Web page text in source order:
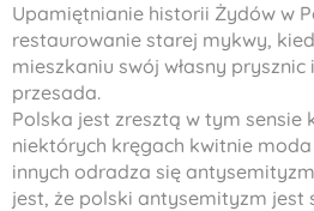
Upamiętnianie historii Żydów w
restaurowanie starej mykwy,
mieszkaniu swój własny
przesada.
Polska jest zresztą w tym sensie
niektórych kręgach kwitnie moda
innych odradza się
jest, że polski antysemityzm jest